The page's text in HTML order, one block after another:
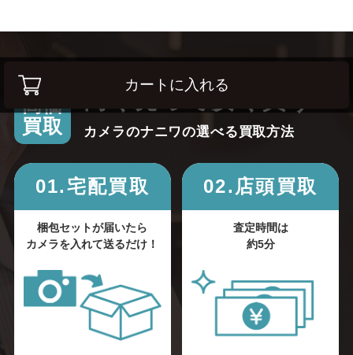
カートに入れる
高価
買取
カメラのナニワの選べる買取方法
01.宅配買取
梱包セットが届いたら
カメラを入れて送るだけ！
02.店頭買取
査定時間は
約5分